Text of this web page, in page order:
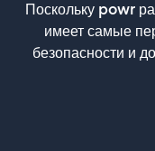
Поскольку powr
имеет самые
безопасности и